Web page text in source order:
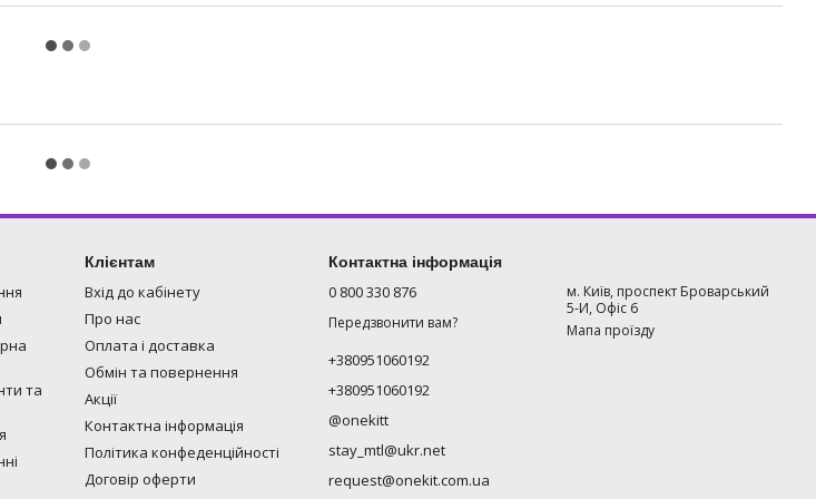
та
Клієнтам
Вхід до кабінету
Про нас
Оплата і доставка
Обмін та повернення
Акції
Контактна інформація
Політика конфеденційності
Договір оферти
Контактна інформація
0 800 330 876
Передзвонити вам?
+380951060192
+380951060192
@onekitt
stay_mtl@ukr.net
request@onekit.com.ua
м. Київ, проспект Броварський
5-И, Офіс 6
Мапа проїзду